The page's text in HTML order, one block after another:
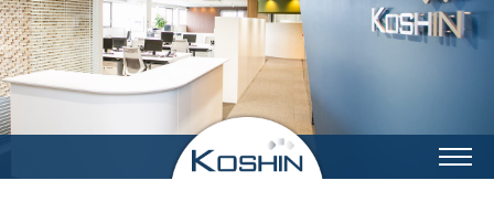
企業情報 事業内容 製作実績 光伸の強み 採用情報
RECRUIT
採用トップ
新卒採用
福利厚生